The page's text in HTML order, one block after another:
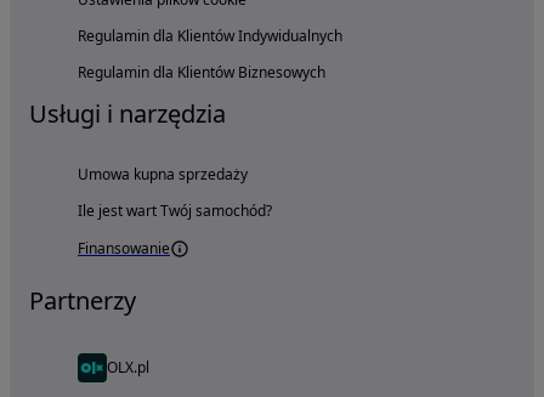
Regulamin dla Klientów Indywidualnych
Regulamin dla Klientów Biznesowych
Usługi i narzędzia
Umowa kupna sprzedaży
Ile jest wart Twój samochód?
Finansowanie
Partnerzy
OLX.pl